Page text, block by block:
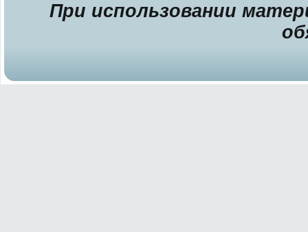
При использовании